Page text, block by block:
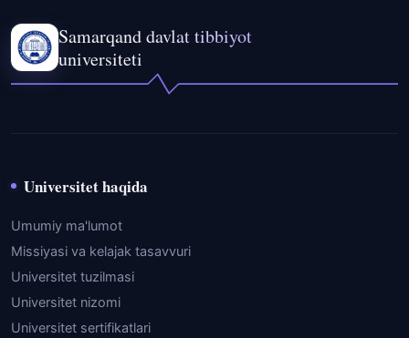
Samarqand davlat tibbiyot
universiteti
Universitet haqida
Umumiy ma'lumot
Missiyasi va kelajak tasavvuri
Universitet tuzilmasi
Universitet nizomi
Universitet sertifikatlari